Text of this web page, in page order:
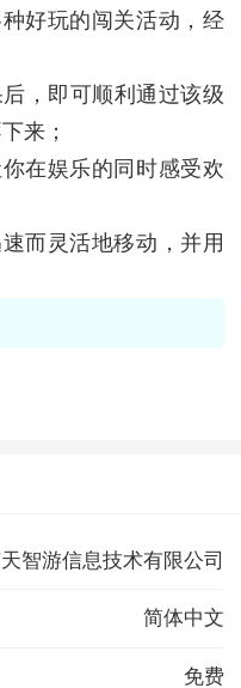
好玩的闯关活动，经
，即可顺利通过该级
来；
在娱乐的同时感受欢
而灵活地移动，并用
智游信息技术有限公司
简体中文
免费